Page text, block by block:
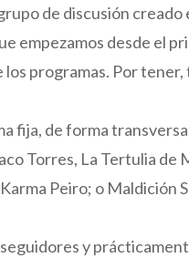
de discusión creado
empezamos desde el
programas. Por tener,
fija, de forma
Torres, La Tertulia de
Peiro; o Maldición
y